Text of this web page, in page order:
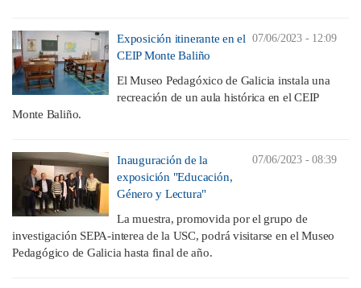
07/06/2023 - 12:09
Exposición itinerante en el
CEIP Monte Baliño
El Museo Pedagóxico de Galicia instala una
recreación de un aula histórica en el CEIP
Monte Baliño.
07/06/2023 - 08:39
Inauguración de la
exposición "Educación,
Género y Lectura"
La muestra, promovida por el grupo de
investigación SEPA-interea de la USC, podrá visitarse en el Museo
Pedagógico de Galicia hasta final de año.